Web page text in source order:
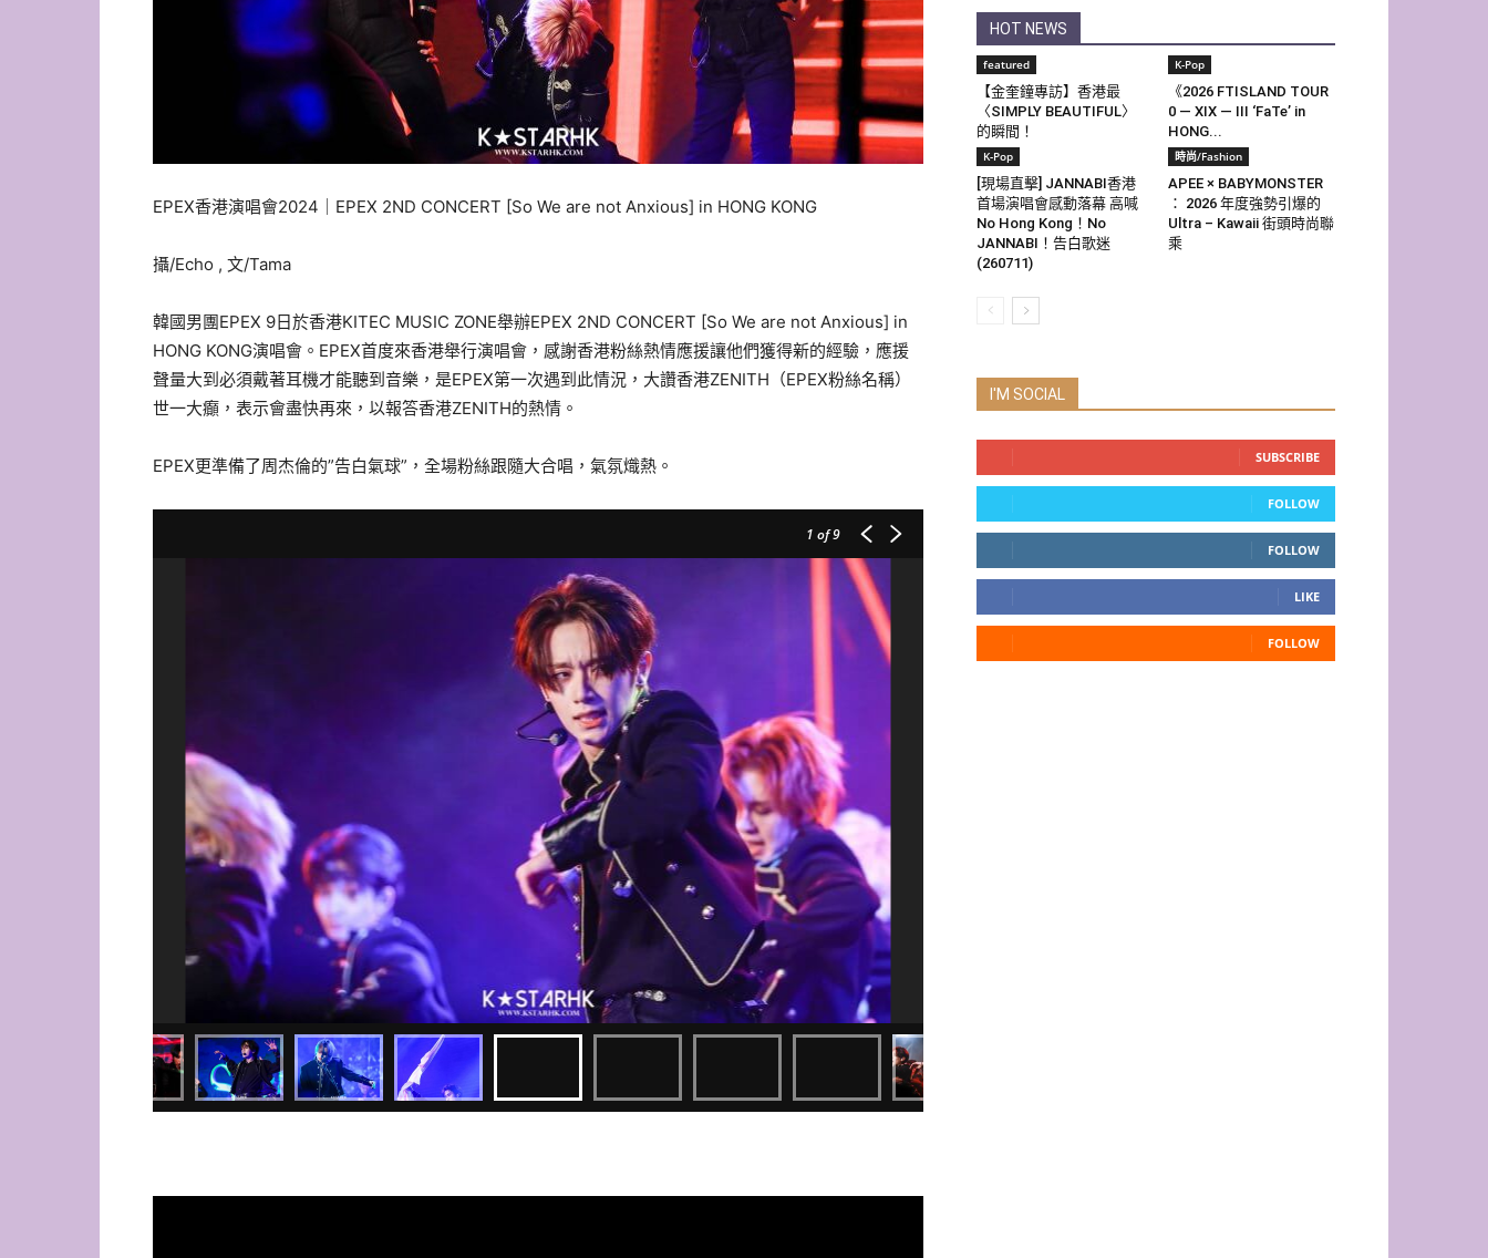
EPEX香港演唱會2024｜EPEX 2ND CONCERT [So We are not Anxious] in HONG KONG
攝/Echo , 文/Tama
韓國男團EPEX 9日於香港KITEC MUSIC ZONE舉辦EPEX 2ND CONCERT [So We are not Anxious] in
HONG KONG演唱會。EPEX首度來香港舉行演唱會，感謝香港粉絲熱情應援讓他們獲得新的經驗，應援
聲量大到必須戴著耳機才能聽到音樂，是EPEX第一次遇到此情況，大讚香港ZENITH（EPEX粉絲名稱）
世一大癲，表示會盡快再來，以報答香港ZENITH的熱情。
EPEX更準備了周杰倫的”告白氣球”，全場粉絲跟隨大合唱，氣氛熾熱。
1 of 9
HOT NEWS
featured
【金奎鐘專訪】香港最
〈SIMPLY BEAUTIFUL〉
的瞬間！
K-Pop
《2026 FTISLAND TOUR
0 — XIX — III ‘FaTe’ in
HONG...
K-Pop
[現場直擊] JANNABI香港
首場演唱會感動落幕 高喊
No Hong Kong！No
JANNABI！告白歌迷
(260711)
時尚/Fashion
APEE × BABYMONSTER
： 2026 年度強勢引爆的
Ultra – Kawaii 街頭時尚聯
乘
I'M SOCIAL
SUBSCRIBE
FOLLOW
FOLLOW
LIKE
FOLLOW